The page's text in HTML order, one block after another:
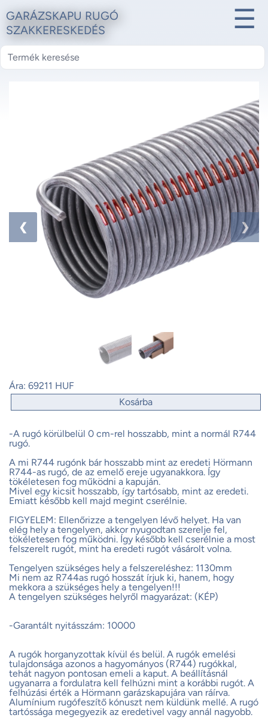
GARÁZSKAPU RUGÓ
SZAKKERESKEDÉS
☰
❮ ❯
Ára: 69211 HUF
Kosárba
-A rugó körülbelül 0 cm-rel hosszabb, mint a normál R744
rugó.
A mi R744 rugónk bár hosszabb mint az eredeti Hörmann
R744-as rugó, de az emelő ereje ugyanakkora. Így
tökéletesen fog működni a kapuján.
Mivel egy kicsit hosszabb, így tartósabb, mint az eredeti.
Emiatt később kell majd megint cserélnie.
FIGYELEM: Ellenőrizze a tengelyen lévő helyet. Ha van
elég hely a tengelyen, akkor nyugodtan szerelje fel,
tökéletesen fog működni. Így később kell cserélnie a most
felszerelt rugót, mint ha eredeti rugót vásárolt volna.
Tengelyen szükséges hely a felszereléshez: 1130mm
Mi nem az R744as rugó hosszát írjuk ki, hanem, hogy
mekkora a szükséges hely a tengelyen!!!
A tengelyen szükséges helyről magyarázat: (KÉP)
-Garantált nyitásszám: 10000
A rugók horganyzottak kívül és belül. A rugók emelési
tulajdonsága azonos a hagyományos (R744) rugókkal,
tehát nagyon pontosan emeli a kaput. A beállításnál
ugyanarra a fordulatra kell felhúzni mint a korábbi rugót. A
felhúzási érték a Hörmann garázskapujára van ráírva.
Alumínium rugófeszítő kónuszt nem küldünk mellé. A rugó
tartóssága megegyezik az eredetivel vagy annál nagyobb.